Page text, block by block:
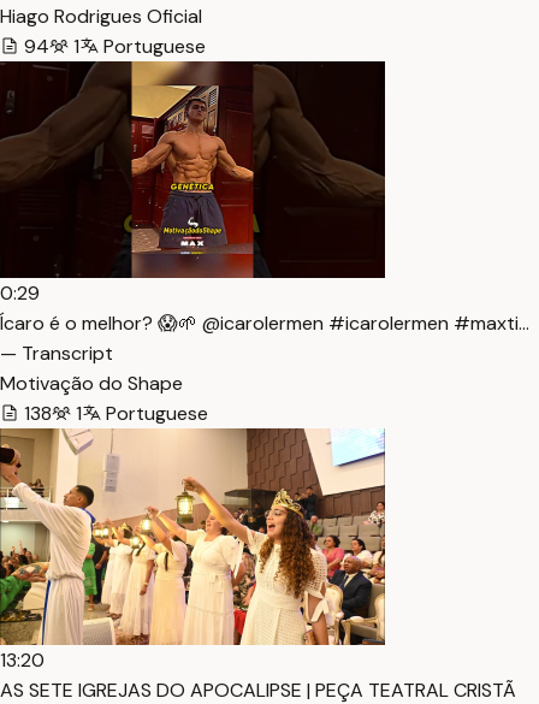
Hiago Rodrigues Oficial
94
1 Portuguese
0:29
Ícaro é o melhor? 😱🌱 ​⁠@icarolermen #icarolermen #maxti…
— Transcript
Motivação do Shape
138
1 Portuguese
13:20
AS SETE IGREJAS DO APOCALIPSE | PEÇA TEATRAL CRISTÃ